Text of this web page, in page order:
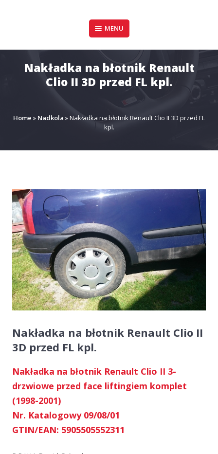
P.P.H.U. DAWID
GAŁUSZKA
Design & Style
MENU
Nakładka na błotnik Renault
Clio II 3D przed FL kpl.
Home » Nadkola »Nakładka na błotnik Renault Clio II 3D przed FL
kpl.
Nakładka na błotnik Renault Clio II
3D przed FL kpl.
Nakładka na błotnik Renault Clio II 3-
drzwiowe przed face liftingiem komplet
(1998-2001)
Nr. Katalogowy 09/08/01
GTIN/EAN: 5905505552311